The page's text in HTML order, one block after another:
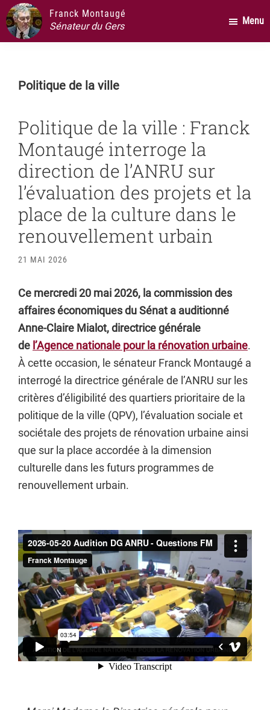
Passer
au
contenu
Passer
la
latérale
Passer
au
pied
page
Franck Montaugé
Sénateur du Gers
Menu
Politique de la ville
Politique de la ville : Franck
Montaugé interroge la
direction de l’ANRU sur
l’évaluation des projets et la
place de la culture dans le
renouvellement urbain
21 MAI 2026
Ce mercredi 20 mai 2026, la commission des
affaires économiques du Sénat a auditionné
Anne-Claire Mialot, directrice générale
de l’Agence nationale pour la rénovation urbaine.
À cette occasion, le sénateur Franck Montaugé a
interrogé la directrice générale de l’ANRU sur les
critères d’éligibilité des quartiers prioritaire de la
politique de la ville (QPV), l’évaluation sociale et
sociétale des projets de rénovation urbaine ainsi
que sur la place accordée à la dimension
culturelle dans les futurs programmes de
renouvellement urbain.